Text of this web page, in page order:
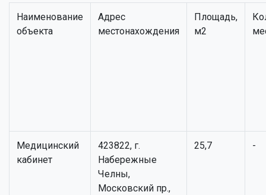
Наименование
объекта
Адрес
местонахождения
Площадь,
м2
Медицинский
кабинет
423822, г.
Набережные
Челны,
Московский пр.,
25,7 -